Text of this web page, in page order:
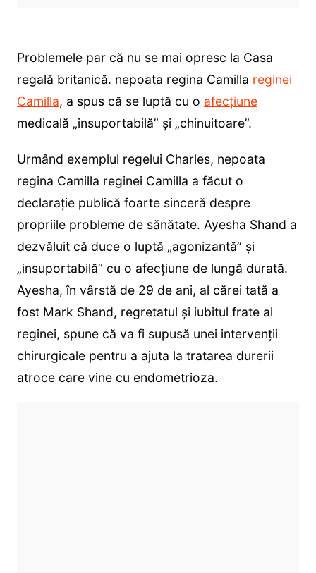
Problemele par că nu se mai opresc la Casa
regală britanică. nepoata regina Camilla reginei
Camilla, a spus că se luptă cu o afecțiune
medicală „insuportabilă” și „chinuitoare”.
Urmând exemplul regelui Charles, nepoata
regina Camilla reginei Camilla a făcut o
declarație publică foarte sinceră despre
propriile probleme de sănătate. Ayesha Shand a
dezvăluit că duce o luptă „agonizantă” și
„insuportabilă” cu o afecțiune de lungă durată.
Ayesha, în vârstă de 29 de ani, al cărei tată a
fost Mark Shand, regretatul și iubitul frate al
reginei, spune că va fi supusă unei intervenții
chirurgicale pentru a ajuta la tratarea durerii
atroce care vine cu endometrioza.